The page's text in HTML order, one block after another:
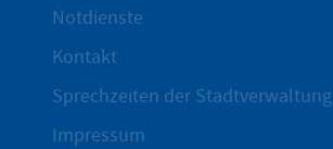
Notdienste
Kontakt
Sprechzeiten der Stadtverwaltung
Impressum